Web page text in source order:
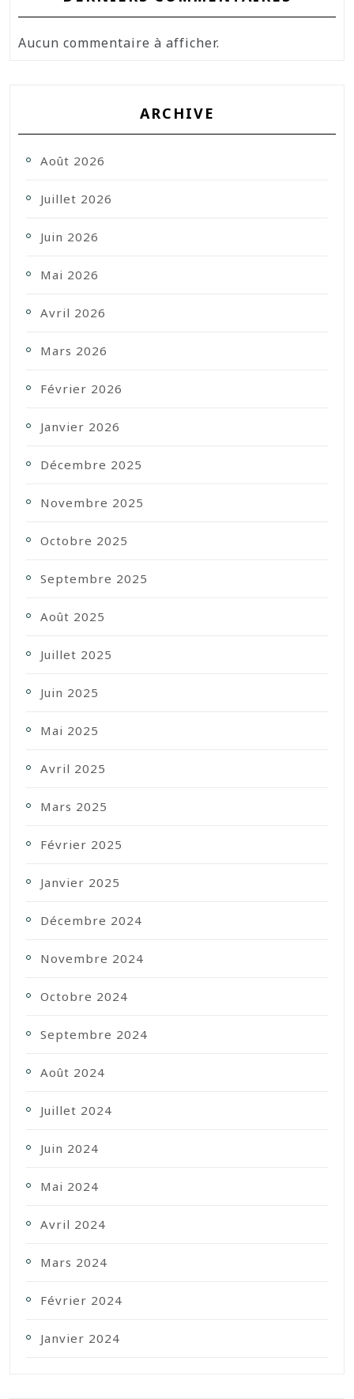
Aucun commentaire à afficher.
ARCHIVE
Août 2026
Juillet 2026
Juin 2026
Mai 2026
Avril 2026
Mars 2026
Février 2026
Janvier 2026
Décembre 2025
Novembre 2025
Octobre 2025
Septembre 2025
Août 2025
Juillet 2025
Juin 2025
Mai 2025
Avril 2025
Mars 2025
Février 2025
Janvier 2025
Décembre 2024
Novembre 2024
Octobre 2024
Septembre 2024
Août 2024
Juillet 2024
Juin 2024
Mai 2024
Avril 2024
Mars 2024
Février 2024
Janvier 2024